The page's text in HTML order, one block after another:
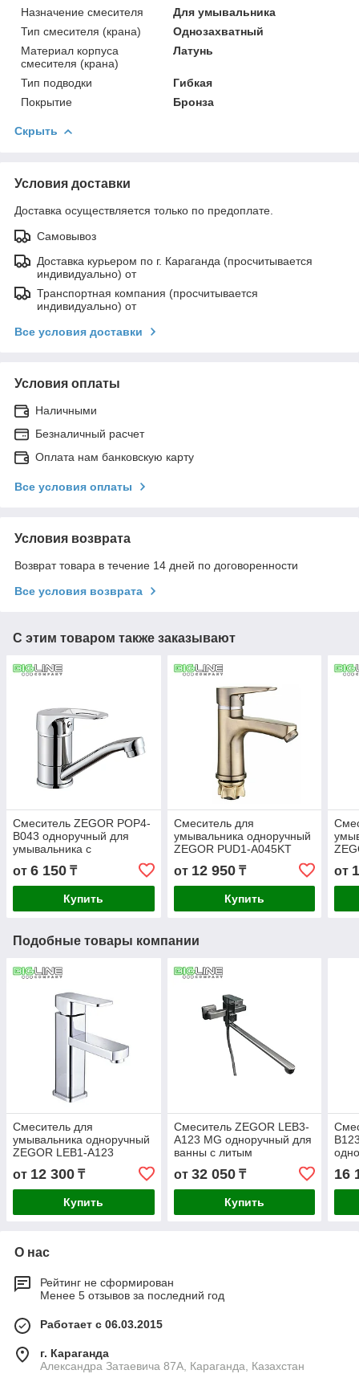
Назначение смесителя
Для умывальника
Тип смесителя (крана)
Однозахватный
Материал корпуса
смесителя (крана)
Латунь
Тип подводки
Гибкая
Покрытие
Бронза
Скрыть
Условия доставки
Доставка осуществляется только по предоплате.
Самовывоз
Доставка курьером по г. Караганда (просчитывается
индивидуально) от
Транспортная компания (просчитывается
индивидуально) от
Все условия доставки
Условия оплаты
Наличными
Безналичный расчет
Оплата нам банковскую карту
Все условия оплаты
Условия возврата
Возврат товара в течение 14 дней по договоренности
Все условия возврата
С этим товаром также заказывают
Смеситель ZEGOR POP4-
B043 одноручный для
умывальника с
поворотным изливом,на
шпильке
от 6 150 ₸
Купить
Смеситель для
умывальника одноручный
ZEGOR PUD1-A045KT
от 12 950₸
Купить
от
Подобные товары компании
Смеситель для
умывальника одноручный
ZEGOR LEB1-A123
от 12 300 ₸
Купить
Смеситель ZEGOR LEB3-
A123 MG одноручный для
ванны с литым
оружейная сталь.
от 32 050₸
Купить
16
О нас
Рейтинг не сформирован
Менее 5 отзывов за последний год
Работает с 06.03.2015
г. Караганда
Александра Затаевича 87А, Караганда, Казахстан